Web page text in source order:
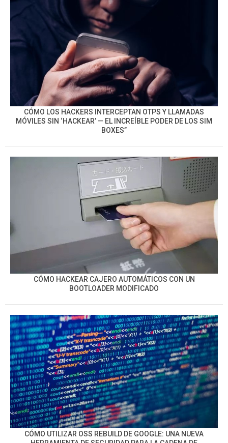
CÓMO LOS HACKERS INTERCEPTAN OTPS Y LLAMADAS
MÓVILES SIN ‘HACKEAR’ — EL INCREÍBLE PODER DE LOS SIM
BOXES”
CÓMO HACKEAR CAJERO AUTOMÁTICOS CON UN
BOOTLOADER MODIFICADO
CÓMO UTILIZAR OSS REBUILD DE GOOGLE: UNA NUEVA